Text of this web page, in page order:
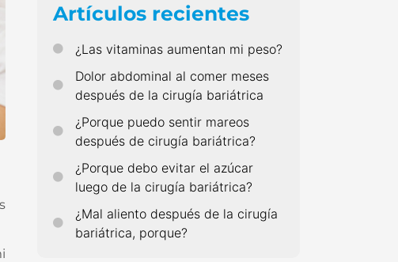
Artículos recientes
¿Las vitaminas aumentan mi peso?
Dolor abdominal al comer meses
después de la cirugía bariátrica
¿Porque puedo sentir mareos
después de cirugía bariátrica?
¿Porque debo evitar el azúcar
luego de la cirugía bariátrica?
¿Mal aliento después de la cirugía
bariátrica, porque?